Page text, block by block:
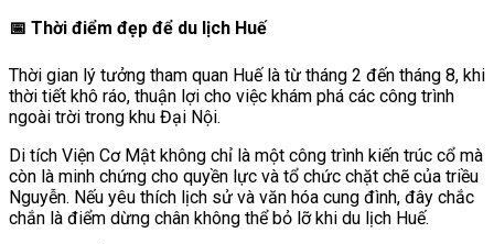
📅 Thời điểm đẹp để du lịch Huế
Thời gian lý tưởng tham quan Huế là từ tháng 2 đến tháng 8, khi
thời tiết khô ráo, thuận lợi cho việc khám phá các công trình
ngoài trời trong khu Đại Nội.
Di tích Viện Cơ Mật không chỉ là một công trình kiến trúc cổ mà
còn là minh chứng cho quyền lực và tổ chức chặt chẽ của triều
Nguyễn. Nếu yêu thích lịch sử và văn hóa cung đình, đây chắc
chắn là điểm dừng chân không thể bỏ lỡ khi du lịch Huế.